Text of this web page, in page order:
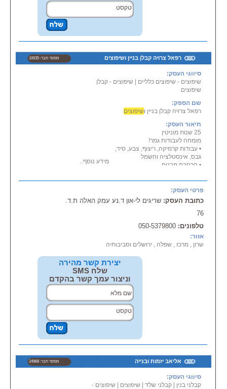
רפאל צרויה קבלן בניין ושיפוצים מספר חבר: 10635
סיווגי העסק:
שיפוצים - שיפוצים כלליים
שיפוצים - קבלן
שיפוצים
שם הספק:
רפאל צרויה קבלן בניין ושיפוצים
תיאור העסק:
25 שנות מוניטין
מומחה לעבודות גמר!
• עבודות קרמיקה, ריצוף, צבע, סיד,
גבס, אינסטלציה וחשמל
• הרחבת מבנים
קהל יעד: התמחות במגזר הפרטי
ניתן לקבל המלצות עפ"י דרישה
מידע נוסף...
פרטי העסק:
כתובת העסק:שריגים לי-און ד.נע עמק האלה ת.ד.
76
טלפונים:050-5379800
אזור:
שרון , מרכז , שפלה , ירושלים וסביבותיה
יצירת קשר מהירה
שלח SMS
וניצור עמך קשר בהקדם
אליאב יזמות ובנייה מספר חבר: 24968
סיווגי העסק:
קבלני בנין
קבלני שלד| שיפוצים
שיפוצים -